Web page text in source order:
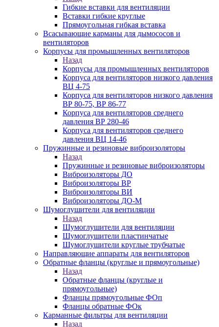
Гибкие вставки для вентиляции
Вставки гибкие круглые
Прямоугольная гибкая вставка
Всасывающие карманы для дымососов и
вентиляторов
Корпусы для промышленных вентиляторов
Назад
Корпусы для промышленных вентиляторов
Корпуса для вентиляторов низкого давления
ВЦ 4-75
Корпуса для вентиляторов низкого давления
ВР 80-75, ВР 86-77
Корпуса для вентиляторов среднего
давления ВР 280-46
Корпуса для вентиляторов среднего
давления ВЦ 14-46
Пружинные и резиновые виброизоляторы
Назад
Пружинные и резиновые виброизоляторы
Виброизоляторы ДО
Виброизоляторы ВР
Виброизоляторы ВИ
Виброизоляторы ДО-М
Шумоглушители для вентиляции
Назад
Шумоглушители для вентиляции
Шумоглушители пластинчатые
Шумоглушители круглые трубчатые
Направляющие аппараты для вентиляторов
Обратные фланцы (круглые и прямоугольные)
Назад
Обратные фланцы (круглые и
прямоугольные)
Фланцы прямоугольные ФОп
Фланцы обратные ФОк
Карманные фильтры для вентиляции
Назад